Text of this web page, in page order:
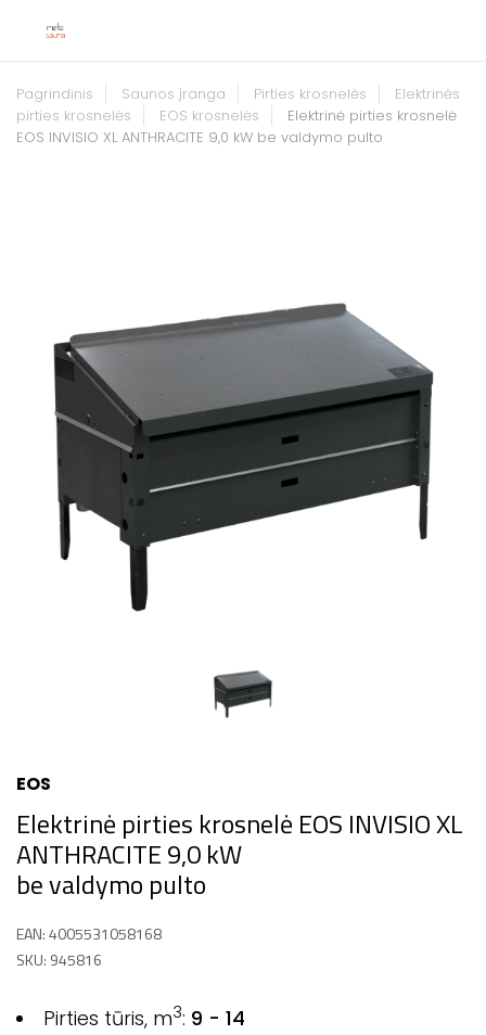
Pagrindinis Saunos įranga Pirties krosnelės
Elektrinės
pirties krosnelės
EOS krosnelės
Elektrinė pirties krosnelė
EOS INVISIO XL ANTHRACITE 9,0 kW be valdymo pulto
EOS
Elektrinė pirties krosnelė EOS INVISIO XL
ANTHRACITE 9,0 kW
be valdymo pulto
EAN: 4005531058168
SKU: 945816
Pirties tūris, m3: 9 - 14